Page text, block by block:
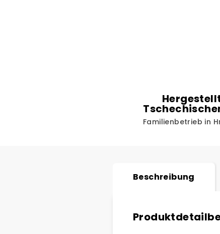
Familienbetrieb in
Beschreibung